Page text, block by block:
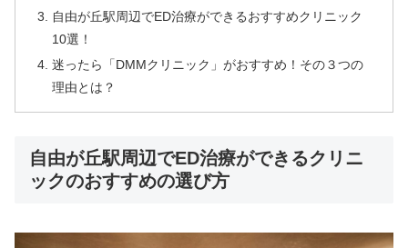
自由が丘駅周辺でED治療ができるおすすめクリニック
10選！
迷ったら「DMMクリニック」がおすすめ！その３つの
理由とは？
自由が丘駅周辺でED治療ができるクリニ
ックのおすすめの選び方